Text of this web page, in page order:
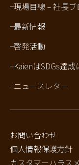
現場目線 – 社長ブ
最新情報
啓発活動
KaienはSDGs達
ニュースレター
お問い合わせ
個人情報保護方針
カスタマーハラス